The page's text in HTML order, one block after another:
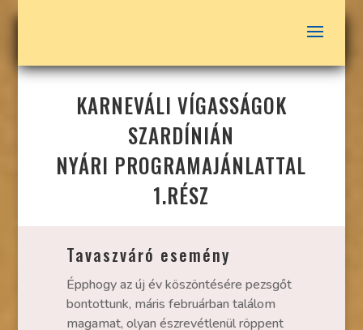
KARNEVÁLI VÍGASSÁGOK
SZARDÍNIÁN
NYÁRI PROGRAMAJÁNLATTAL
1.RÉSZ
Tavaszváró esemény
Épphogy az új év köszöntésére pezsgőt
bontottunk, máris februárban találom
magamat, olyan észrevétlenül röppent